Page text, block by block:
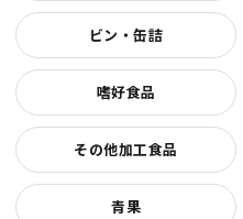
ビン・缶詰
嗜好食品
その他加工食品
青果